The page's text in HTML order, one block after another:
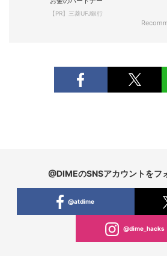
【PR】三菱UFJ銀行
@DIMEのSNSアカウントをフ
@atdime
@dime_hacks